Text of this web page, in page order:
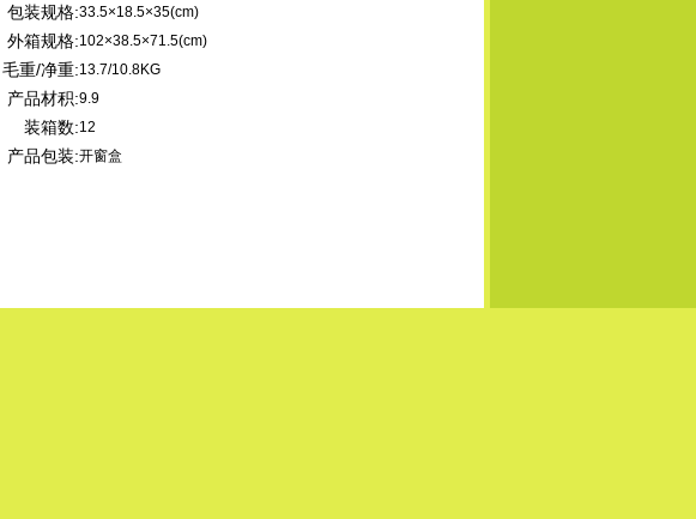
包装规格:33.5×18.5×35(cm)
外箱规格:102×38.5×71.5(cm)
毛重/净重:13.7/10.8KG
产品材积:9.9
装箱数:12
产品包装:开窗盒